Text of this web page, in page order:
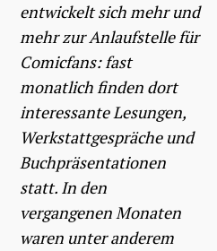
entwickelt sich mehr und
mehr zur Anlaufstelle für
Comicfans: fast
monatlich finden dort
interessante Lesungen,
Werkstattgespräche und
Buchpräsentationen
statt. In den
vergangenen Monaten
waren unter anderem